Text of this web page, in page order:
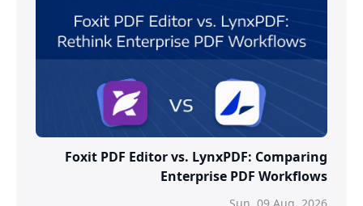
Foxit PDF Editor vs. LynxPDF: Comparing
Enterprise PDF Workflows